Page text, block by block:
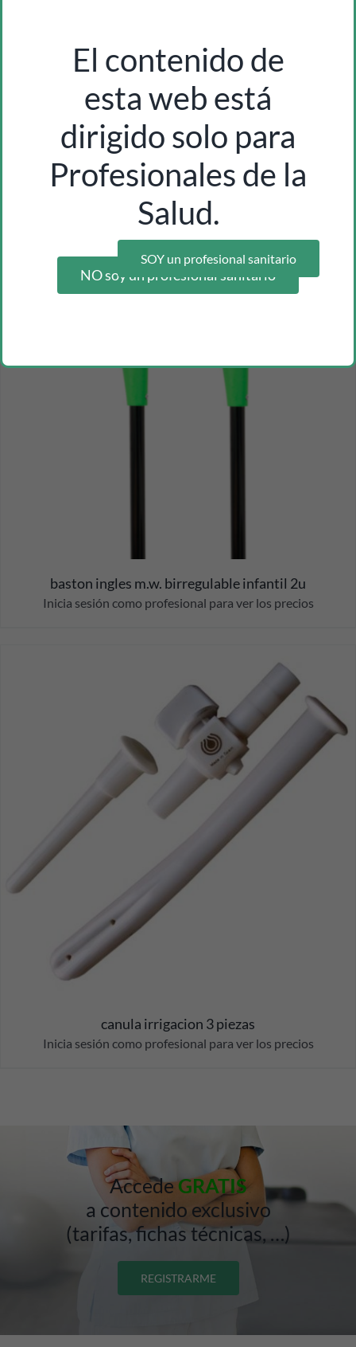
jeringa de alimentacion 50/60ml 1u
Inicia sesión como profesional para ver los precios
baston ingles m.w. birregulable infantil 2u
Inicia sesión como profesional para ver los precios
canula irrigacion 3 piezas
Inicia sesión como profesional para ver los precios
AccedeGRATIS
a contenido exclusivo
(tarifas, fichas técnicas, …)
REGISTRARME
El contenido de
esta web está
dirigido solo para
Profesionales de la
Salud.
SOY un profesional sanitario
NO soy un profesional sanitario